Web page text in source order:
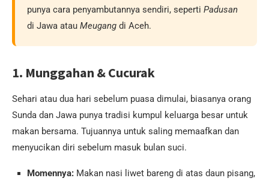
punya cara penyambutannya sendiri, seperti Padusan
di Jawa atau Meugang di Aceh.
1. Munggahan & Cucurak
Sehari atau dua hari sebelum puasa dimulai, biasanya orang
Sunda dan Jawa punya tradisi kumpul keluarga besar untuk
makan bersama. Tujuannya untuk saling memaafkan dan
menyucikan diri sebelum masuk bulan suci.
Momennya: Makan nasi liwet bareng di atas daun pisang,